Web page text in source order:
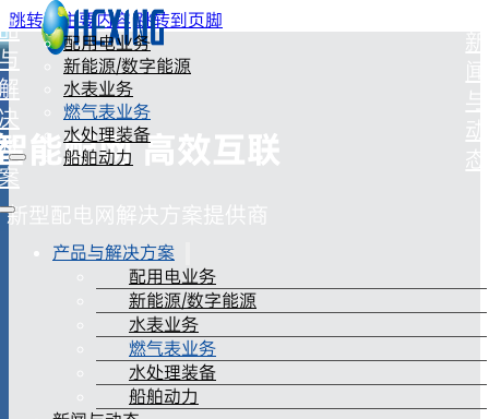
跳转到主要内容 跳转到页脚
配用电业务
新能源/数字能源
水表业务
燃气表业务
水处理装备
船舶动力
新
闻
与
动
态
产品与解决方案
配用电业务
新能源/数字能源
水表业务
燃气表业务
水处理装备
船舶动力
首页 - 杭州海兴电
能配网 高效互联
新型配电网解决方案提供商